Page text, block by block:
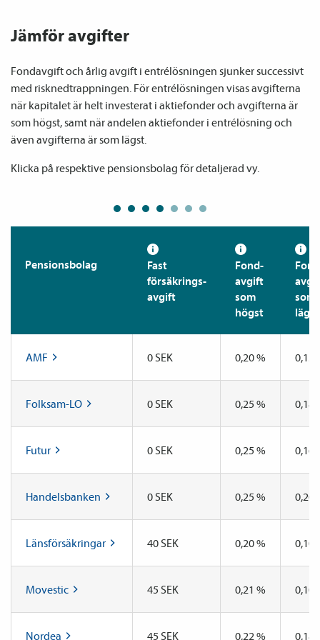
Jämför avgifter
Fondavgift och årlig avgift i entrélösningen sjunker successivt
med risknedtrappningen. För entrélösningen visas avgifterna
när kapitalet är helt investerat i aktiefonder och avgifterna är
som högst, samt när andelen aktiefonder i entrélösning och
även avgifterna är som lägst.
Klicka på respektive pensionsbolag för detaljerad vy.
Pensions­bolag
Fast
försäkrings­
avgift
Fond­
avgift
som
högst
som
lägst
AMF 0 SEK 0,20 % 0,13
Folksam-LO 0 SEK 0,25 % 0,18
Futur 0 SEK 0,25 % 0,16
Handelsbanken 0 SEK 0,25 % 0,20
Länsförsäkringar 40 SEK 0,20 % 0,10
Movestic 45 SEK 0,21 % 0,10
Nordea 45 SEK 0,22 % 0,18